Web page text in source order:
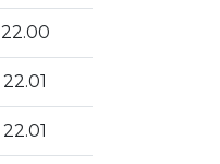
22.00
22.01
22.01